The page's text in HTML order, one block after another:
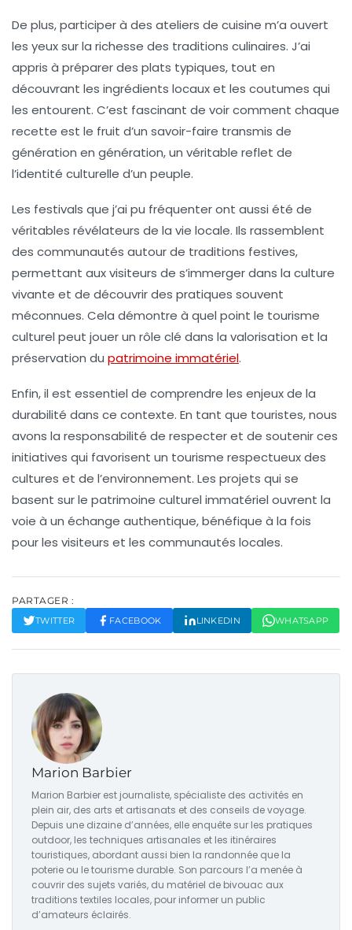
De plus, participer à des ateliers de cuisine m’a ouvert
les yeux sur la richesse des traditions culinaires. J’ai
appris à préparer des plats typiques, tout en
découvrant les ingrédients locaux et les coutumes qui
les entourent. C’est fascinant de voir comment chaque
recette est le fruit d’un savoir-faire transmis de
génération en génération, un véritable reflet de
l’identité culturelle d’un peuple.
Les festivals que j’ai pu fréquenter ont aussi été de
véritables révélateurs de la vie locale. Ils rassemblent
des communautés autour de traditions festives,
permettant aux visiteurs de s’immerger dans la culture
vivante et de découvrir des pratiques souvent
méconnues. Cela démontre à quel point le tourisme
culturel peut jouer un rôle clé dans la valorisation et la
préservation du patrimoine immatériel.
Enfin, il est essentiel de comprendre les enjeux de la
durabilité dans ce contexte. En tant que touristes, nous
avons la responsabilité de respecter et de soutenir ces
initiatives qui favorisent un tourisme respectueux des
cultures et de l’environnement. Les projets qui se
basent sur le patrimoine culturel immatériel ouvrent la
voie à un échange authentique, bénéfique à la fois
pour les visiteurs et les communautés locales.
PARTAGER :
TWITTER FACEBOOK LINKEDIN WHATSAPP
Marion Barbier
Marion Barbier est journaliste, spécialiste des activités en
plein air, des arts et artisanats et des conseils de voyage.
Depuis une dizaine d’années, elle enquête sur les pratiques
outdoor, les techniques artisanales et les itinéraires
touristiques, abordant aussi bien la randonnée que la
poterie ou le tourisme durable. Son parcours l’a menée à
couvrir des sujets variés, du matériel de bivouac aux
traditions textiles locales, pour informer un public
d’amateurs éclairés.